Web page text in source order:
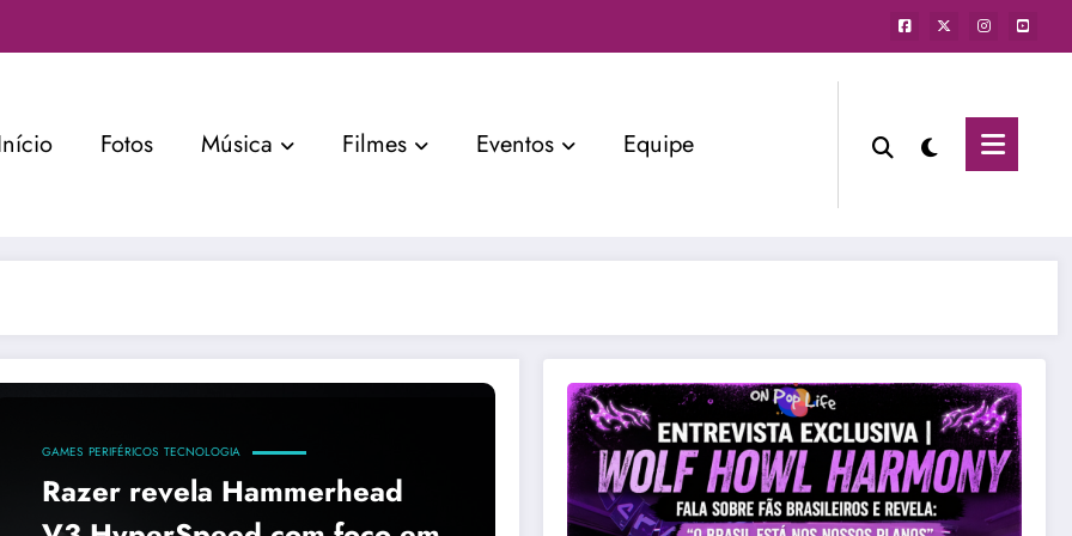
Fotos Música Filmes Eventos Equipe
GAMES PERIFÉRICOS TECNOLOGIA
Razer revela Hammerhead